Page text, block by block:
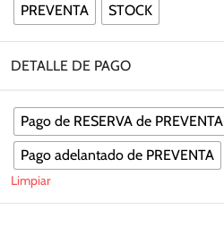
PREVENTA STOCK
DETALLE DE PAGO
Pago de RESERVA de PREVENTA
Pago adelantado de PREVENTA
Limpiar